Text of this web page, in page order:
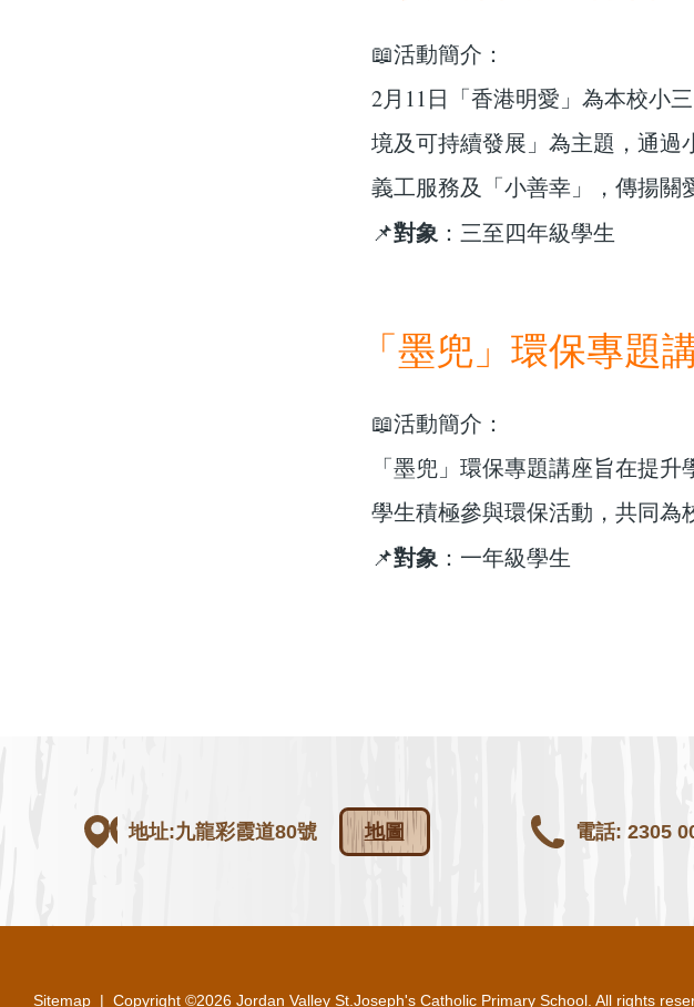
📖活動簡介：
2月11日「香港明愛」為本校小
境及可持續發展」為主題，通
義工服務及「小善幸」，傳揚關
📌對象：三至四年級學生
「墨兜」環保專題
📖活動簡介：
「墨兜」環保專題講座旨在提
學生積極參與環保活動，共同為
📌對象：一年級學生
地址:九龍彩霞道80號 地圖 電話: 2305
Sitemap | Copyright ©2026 Jordan Valley St.Joseph's Catholic Primary School. All rights